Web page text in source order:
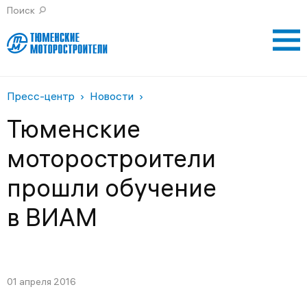
Поиск
Пресс-центр Новости
Тюменские
моторостроители
прошли обучение
в ВИАМ
01 апреля 2016